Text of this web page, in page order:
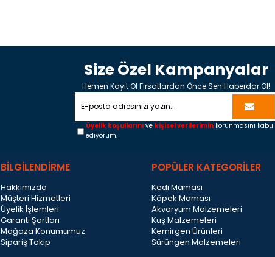
Size Özel Kampanyalar
Hemen Kayıt Ol Fırsatlardan Önce Sen Haberdar Ol!
Üyelik koşullarını ve kişisel verilerimin korunmasını kabul
ediyorum.
BİLGİLENDİRME
Hakkımızda
Müşteri Hizmetleri
Üyelik İşlemleri
Garanti Şartları
Mağaza Konumumuz
Sipariş Takip
POPÜLER KATEGORİLER
Kedi Maması
Köpek Maması
Akvaryum Malzemeleri
Kuş Malzemeleri
Kemirgen Ürünleri
Sürüngen Malzemeleri